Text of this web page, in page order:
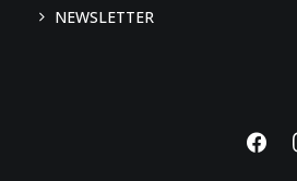
NEWSLETTER
Accept all